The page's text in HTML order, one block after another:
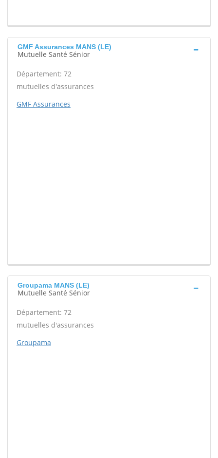
GMF Assurances MANS (LE)
Mutuelle Santé Sénior
Département: 72
mutuelles d'assurances
GMF Assurances
Groupama MANS (LE)
Mutuelle Santé Sénior
Département: 72
mutuelles d'assurances
Groupama